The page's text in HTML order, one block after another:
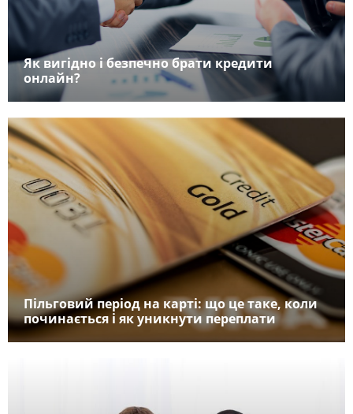
Як вигідно і безпечно брати кредити
онлайн?
Пільговий період на карті: що це таке, коли
починається і як уникнути переплати